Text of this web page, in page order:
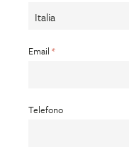
Email
Telefono